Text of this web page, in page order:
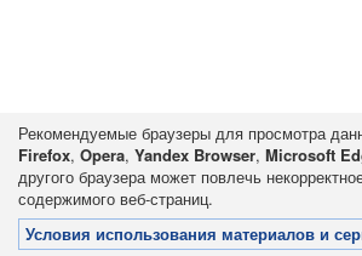
Рекомендуемые браузеры для просмотра
Firefox, Opera, Yandex Browser, Microsoft
другого браузера может повлечь
содержимого веб-страниц.
Условия использования материалов и